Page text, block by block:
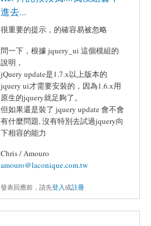
進去...
很重要的提示，的確容易被忽略
問一下，根據 jquery_ui 這個模組的
說明，
jQuery update是1.7.x以上版本的
jquery ui才需要安裝的，因為1.6.x用
原生的jquery就足夠了。
但如果還是裝了 jquery update 會不會
有什麼問題, 沒有特別去試過jquery向
下相容的能力
Chris / Amouro
amouro@laconique.com.tw
發表回應前，請先登入或註冊